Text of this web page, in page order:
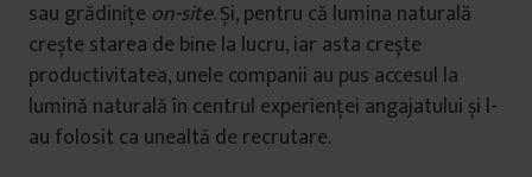
sau grădinițe on-site. Și, pentru că lumina naturală
crește starea de bine la lucru, iar asta crește
productivitatea, unele companii au pus accesul la
lumină naturală în centrul experienței angajatului și l-
au folosit ca unealtă de recrutare.